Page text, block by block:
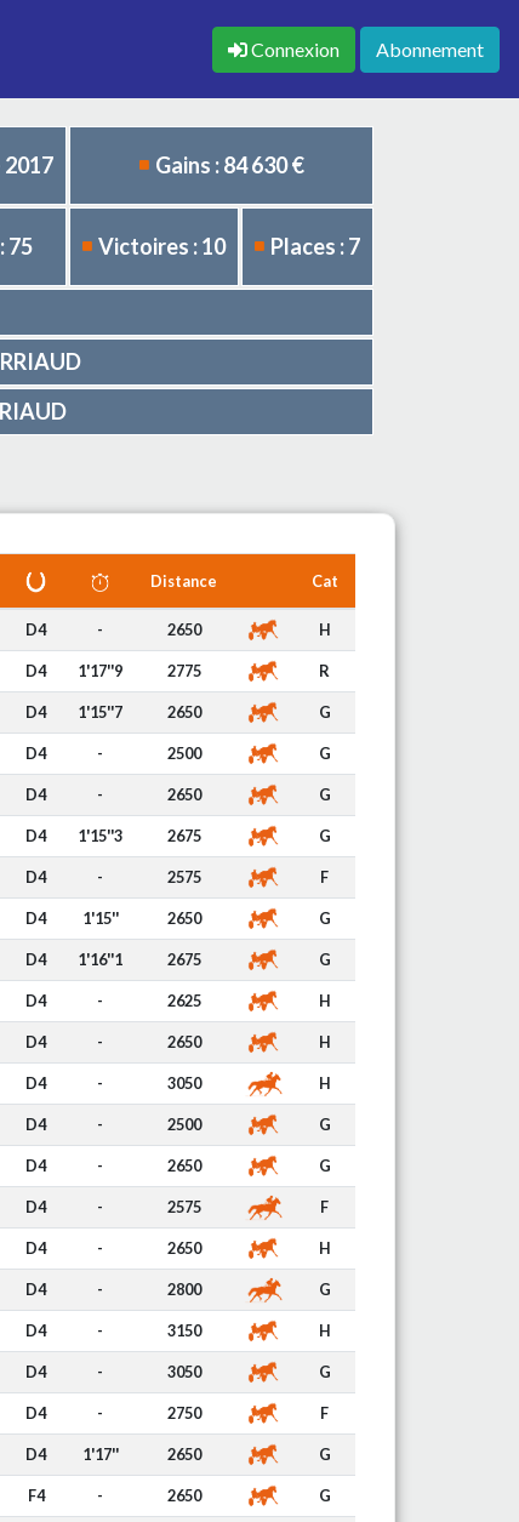
Connexion Abonnement
Gains : 84 630 €
75 Victoires : 10 Places : 7
Distance Cat
D4 - 2650 H
D4 1'17''9 2775 R
D4 1'15''7 2650 G
D4 - 2500 G
D4 - 2650 G
D4 1'15''3 2675 G
D4 - 2575 F
D4 1'15'' 2650 G
D4 1'16''1 2675 G
D4 - 2625 H
D4 - 2650 H
D4 - 3050 H
D4 - 2500 G
D4 - 2650 G
D4 - 2575 F
D4 - 2650 H
D4 - 2800 G
D4 - 3150 H
D4 - 3050 G
D4 - 2750 F
D4 1'17'' 2650 G
F4 - 2650 G